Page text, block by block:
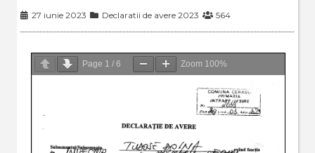
27 iunie 2023 Declaratii de avere 2023 564
Page 1 / 6 Zoom 100%